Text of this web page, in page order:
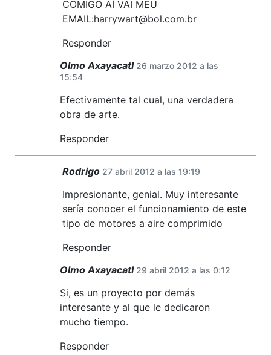
COMIGO AÍ VAI MEU
EMAIL:harrywart@bol.com.br
Responder
Olmo Axayacatl 26 marzo 2012 a las
15:54
Efectivamente tal cual, una verdadera
obra de arte.
Responder
Rodrigo 27 abril 2012 a las 19:19
Impresionante, genial. Muy interesante
sería conocer el funcionamiento de este
tipo de motores a aire comprimido
Responder
Olmo Axayacatl 29 abril 2012 a las 0:12
Si, es un proyecto por demás
interesante y al que le dedicaron
mucho tiempo.
Responder